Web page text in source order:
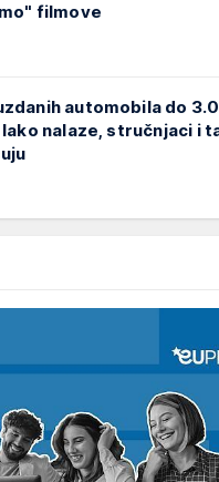
filmove
automobila do
nalaze, stručnjaci i